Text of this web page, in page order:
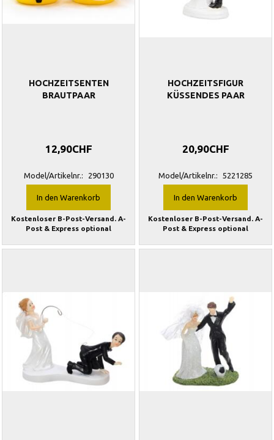
HOCHZEITSENTEN
BRAUTPAAR
12,90CHF
Model/Artikelnr.: 290130
In den Warenkorb
Kostenloser B-Post-Versand. A-
Post & Express optional
HOCHZEITSFIGUR
KÜSSENDES PAAR
20,90CHF
Model/Artikelnr.: 5221285
In den Warenkorb
Kostenloser B-Post-Versand. A-
Post & Express optional